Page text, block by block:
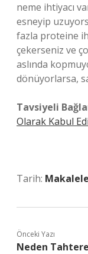
neme ihtiyacı
esneyip
fazla proteine
çekerseniz ve
aslında
dönüyorlarsa,
Tavsiyeli
Olarak Kabul
Tarih:
Önceki Yazı
Neden